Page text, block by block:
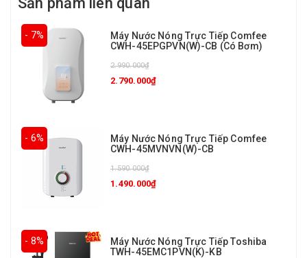
- 7%
Máy Nước Nóng Trực Tiếp Comfee
CWH-45EPGPVN(W)-CB (Có Bơm)
2.990.000₫
2.790.000₫
- 6%
Máy Nước Nóng Trực Tiếp Comfee
CWH-45MVNVN(W)-CB
1.590.000₫
1.490.000₫
- 8%
Máy Nước Nóng Trực Tiếp Toshiba
TWH-45EMC1PVN(K)-KB